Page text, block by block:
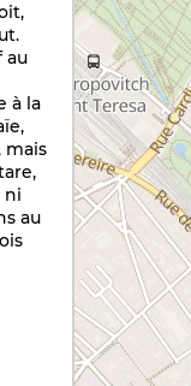
au
à la
mais
ni
au